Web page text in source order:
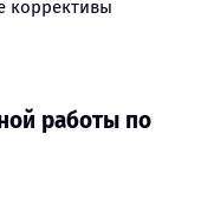
коррективы
работы по